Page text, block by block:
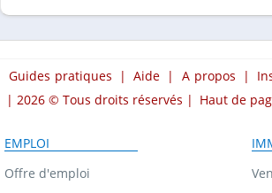
Guides pratiques | Aide | A propos |
| 2026 © Tous droits réservés | Haut de
EMPLOI
Offre d'emploi